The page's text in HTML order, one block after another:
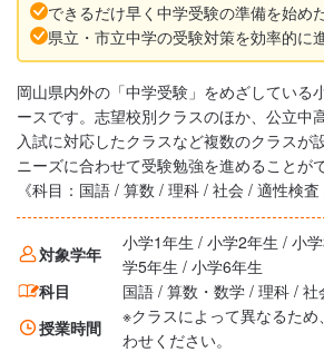
できるだけ早く中学受験の準備を始め
県立・市立中学の受験対策を効率的に
岡山県内外の「中学受験」をめざしている
ースです。志望校別クラスのほか、公立中
入試に対応したクラスなど複数のクラスが
ニーズに合わせて受験勉強を進めることが
《科目：国語 / 算数 / 理科 / 社会 / 適性検査
対象学年
小学1年生 / 小学2年生 / 小
学5年生 / 小学6年生
科目
国語 / 算数・数学 / 理科 / 社
授業時間
※クラスによって異なるた
わせください。